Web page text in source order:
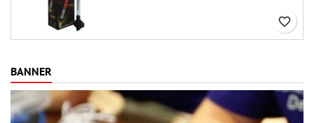
un'esperienza di costruzione raffinatafavorite_border
BANNER